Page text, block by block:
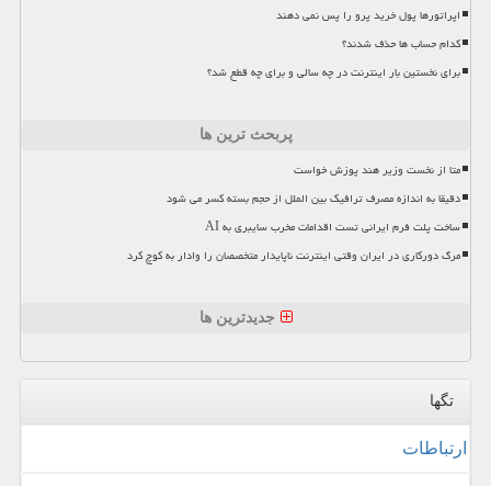
اپراتورها پول خرید پرو را پس نمی دهند
کدام حساب ها حذف شدند؟
برای نخستین بار اینترنت در چه سالی و برای چه قطع شد؟
پربحث ترین ها
متا از نخست وزیر هند پوزش خواست
دقیقا به اندازه مصرف ترافیک بین الملل از حجم بسته کسر می شود
ساخت پلت فرم ایرانی تست اقدامات مخرب سایبری به AI
مرگ دورکاری در ایران وقتی اینترنت ناپایدار متخصصان را وادار به کوچ کرد
جدیدترین ها
تگها
ارتباطات